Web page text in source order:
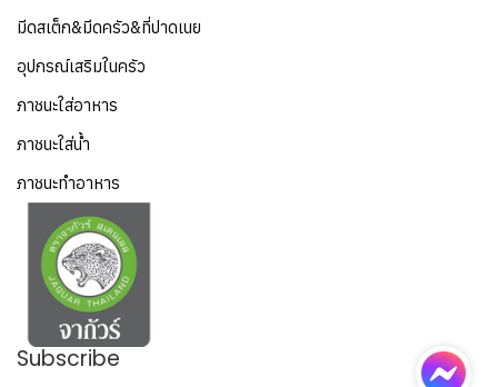
มีดสเต็ก&มีดครัว&ที่ปาดเนย
อุปกรณ์เสริมในครัว
ภาชนะใส่อาหาร
ภาชนะใส่น้ำ
ภาชนะทำอาหาร
Subscribe